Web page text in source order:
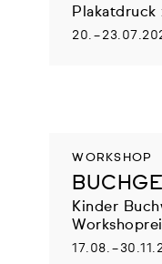
20. –
WORKSHOP
Kinder
17.08. –